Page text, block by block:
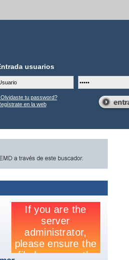
usuarios
tu password?
en la web